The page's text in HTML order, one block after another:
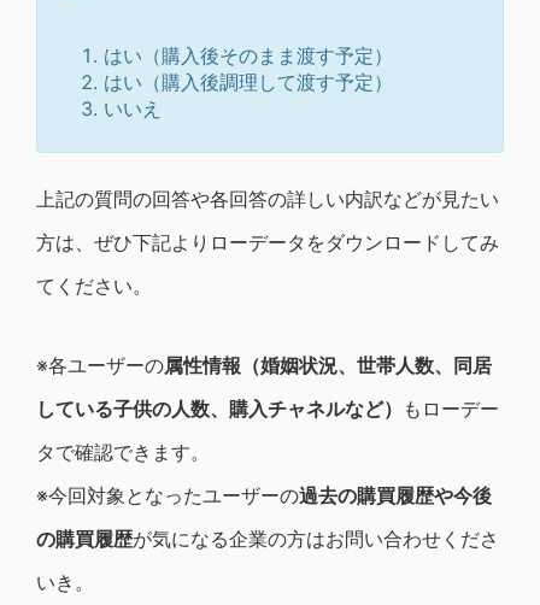
はい（購入後そのまま渡す予定）
はい（購入後調理して渡す予定）
いいえ
上記の質問の回答や各回答の詳しい内訳などが見たい
方は、ぜひ下記よりローデータをダウンロードしてみ
てください。
※各ユーザーの属性情報（婚姻状況、世帯人数、同居
している子供の人数、購入チャネルなど） もローデー
タで確認できます。
※今回対象となったユーザーの過去の購買履歴や今後
の購買履歴が気になる企業の方はお問い合わせくださ
いき。